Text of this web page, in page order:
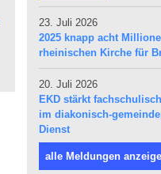
23. Juli 2026
2025 knapp acht
rheinischen Kirche für
20. Juli 2026
EKD stärkt
im diakonisch-
Dienst
alle Meldungen